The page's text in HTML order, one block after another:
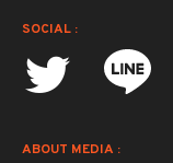
SOCIAL :
ABOUT MEDIA :